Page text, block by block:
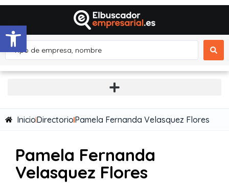
Abrir barra de herramientas
InicioDirectorioPamela Fernanda Velasquez Flores
Pamela Fernanda
Velasquez Flores